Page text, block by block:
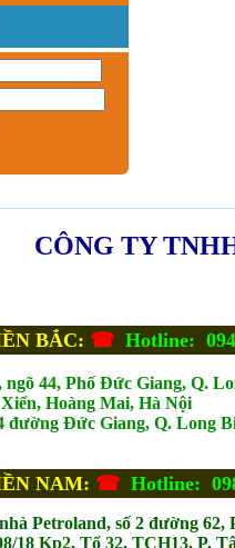
CÔNG TY
BẮC: ☎ Hotline:
ngõ 44, Phố Đức Giang, Q.
Hoàng Mai, Hà Nội
đường Đức Giang, Q. Long
NAM: ☎ Hotline:
Petroland, số 2 đường
18 Kp2, Tổ 32, TCH13, P.